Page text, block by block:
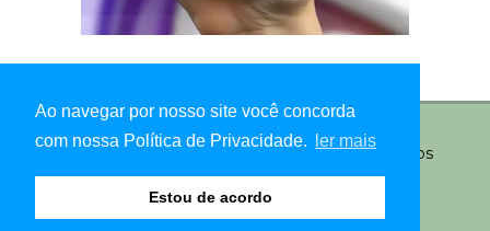
Ao navegar por nosso site você concorda
com nossa Política de Privacidade.
ler mais
Estou de acordo
© Copyright 2026 - Atalaia Pop - Todos os direitos
reservados